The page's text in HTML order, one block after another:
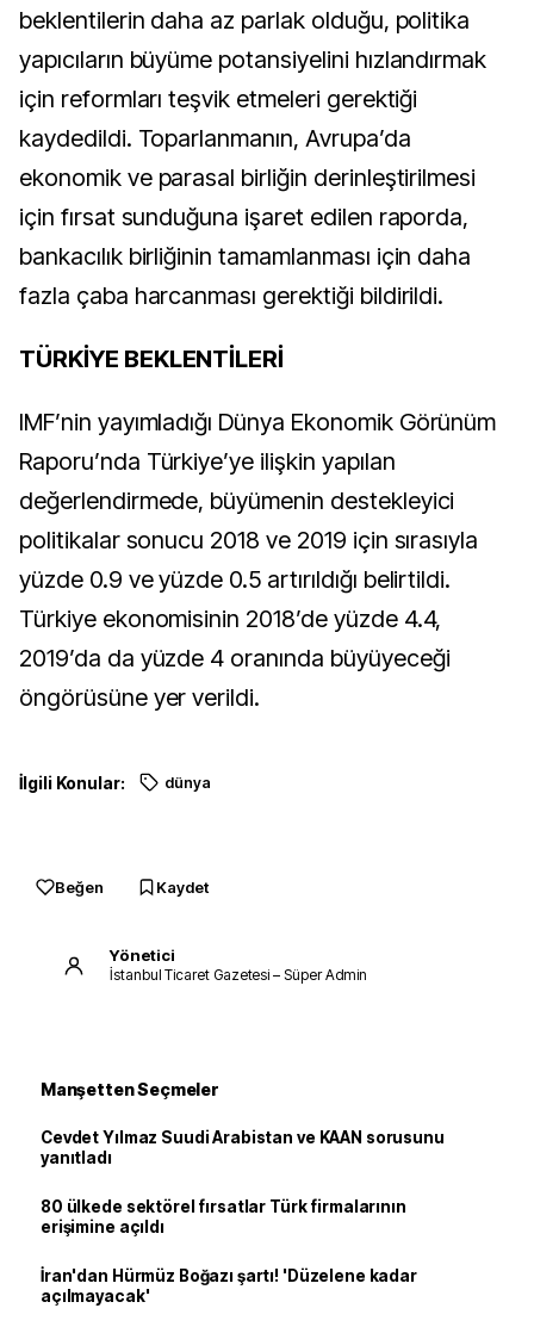
beklentilerin daha az parlak olduğu, politika
yapıcıların büyüme potansiyelini hızlandırmak
için reformları teşvik etmeleri gerektiği
kaydedildi. Toparlanmanın, Avrupa’da
ekonomik ve parasal birliğin derinleştirilmesi
için fırsat sunduğuna işaret edilen raporda,
bankacılık birliğinin tamamlanması için daha
fazla çaba harcanması gerektiği bildirildi.
TÜRKİYE BEKLENTİLERİ
IMF’nin yayımladığı Dünya Ekonomik Görünüm
Raporu’nda Türkiye’ye ilişkin yapılan
değerlendirmede, büyümenin destekleyici
politikalar sonucu 2018 ve 2019 için sırasıyla
yüzde 0.9 ve yüzde 0.5 artırıldığı belirtildi.
Türkiye ekonomisinin 2018’de yüzde 4.4,
2019’da da yüzde 4 oranında büyüyeceği
öngörüsüne yer verildi.
İlgili Konular: dünya
Beğen Kaydet
Yönetici
İstanbul Ticaret Gazetesi – Süper Admin
Manşetten Seçmeler
Cevdet Yılmaz Suudi Arabistan ve KAAN sorusunu
yanıtladı
80 ülkede sektörel fırsatlar Türk firmalarının
erişimine açıldı
İran'dan Hürmüz Boğazı şartı! 'Düzelene kadar
açılmayacak'